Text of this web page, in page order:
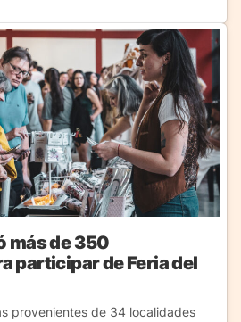
más de 350
participar de Feria del
provenientes de 34 localidades